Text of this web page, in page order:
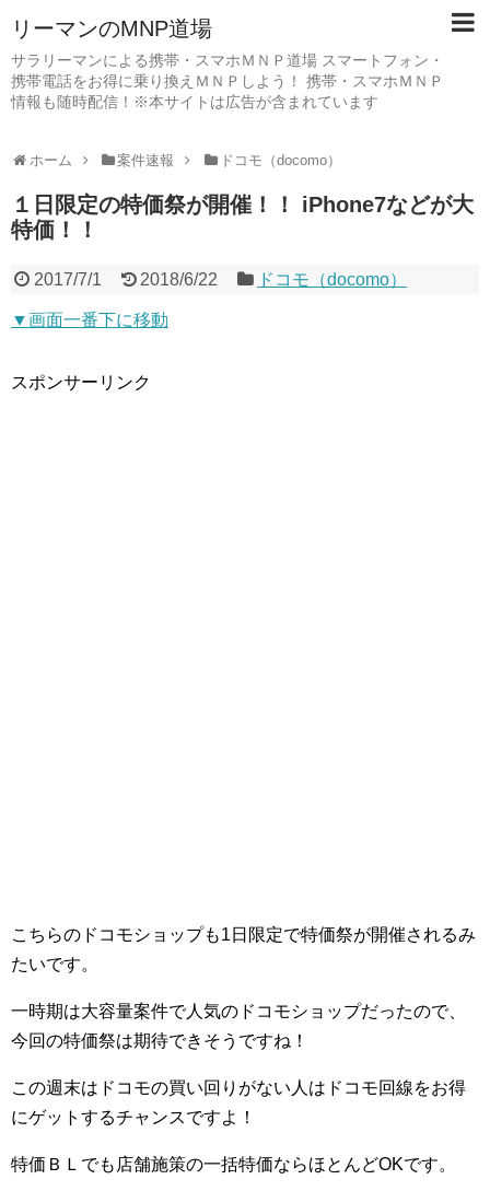
リーマンのMNP道場
サラリーマンによる携帯・スマホＭＮＰ道場 スマートフォン・
携帯電話をお得に乗り換えＭＮＰしよう！ 携帯・スマホＭＮＰ
情報も随時配信！※本サイトは広告が含まれています
ホーム 案件速報 ドコモ（docomo）
１日限定の特価祭が開催！！ iPhone7などが大
特価！！
2017/7/1 2018/6/22 ドコモ（docomo）
▼画面一番下に移動
スポンサーリンク
こちらのドコモショップも1日限定で特価祭が開催されるみ
たいです。
一時期は大容量案件で人気のドコモショップだったので、
今回の特価祭は期待できそうですね！
この週末はドコモの買い回りがない人はドコモ回線をお得
にゲットするチャンスですよ！
特価ＢＬでも店舗施策の一括特価ならほとんどOKです。